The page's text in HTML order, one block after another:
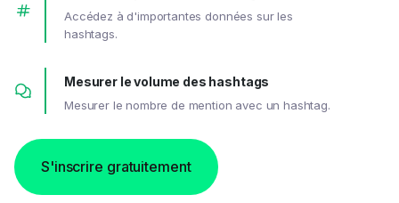
Accédez à d'importantes données sur les
hashtags.
Mesurer le volume des hashtags
Mesurer le nombre de mention avec un hashtag.
S'inscrire gratuitement